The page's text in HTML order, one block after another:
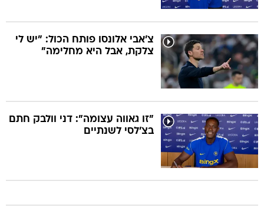
צ'אבי אלונסו פותח הכול: "יש לי
צלקת, אבל היא מחלימה"
"זו גאווה עצומה": דני וולבק חתם
בצ'לסי לשנתיים